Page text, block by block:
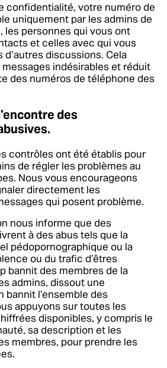
confidentialité, votre numéro de
uniquement par les admins de
les personnes qui vous ont
et celles avec qui vous
d’autres discussions. Cela
messages indésirables et réduit
des numéros de téléphone des
des
contrôles ont été établis pour
de régler les problèmes au
Nous vous encourageons
directement les
qui posent problème.
nous informe que des
à des abus tels que la
pédopornographique ou la
ou du trafic d’êtres
bannit des membres de la
admins, dissout une
bannit l’ensemble des
appuyons sur toutes les
disponibles, y compris le
sa description et les
membres, pour prendre les